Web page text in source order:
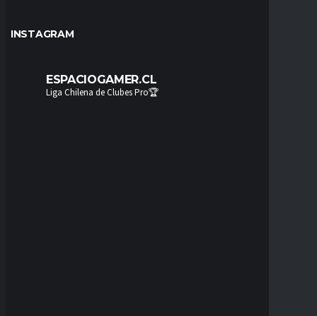
INSTAGRAM
ESPACIOGAMER.CL
Liga Chilena de Clubes Pro🏆